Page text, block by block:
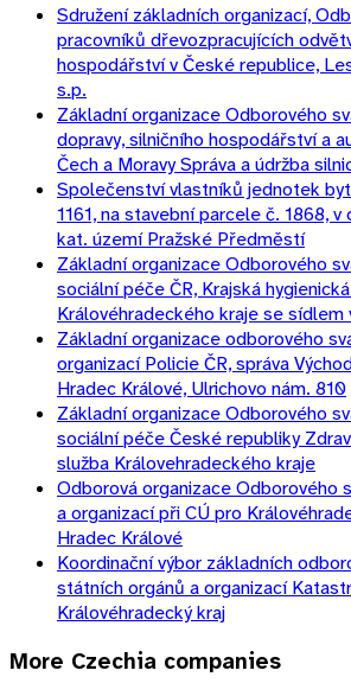
Sdružení základních organizací,
pracovníků dřevozpracujících
hospodářství v České republice,
s.p.
Základní organizace Odborového
dopravy, silničního hospodářství a
Čech a Moravy Správa a údržba
Společenství vlastníků jednotek
1161, na stavební parcele č. 1868,
kat. území Pražské Předměstí
Základní organizace Odborového
sociální péče ČR, Krajská
Královéhradeckého kraje se sídlem
Základní organizace odborového
organizací Policie ČR, správa
Hradec Králové, Ulrichovo nám. 810
Základní organizace Odborového
sociální péče České republiky
služba Královehradeckého kraje
Odborová organizace Odborového
a organizací při CÚ pro
Hradec Králové
Koordinační výbor základních
státních orgánů a organizací
Královéhradecký kraj
More Czechia companies